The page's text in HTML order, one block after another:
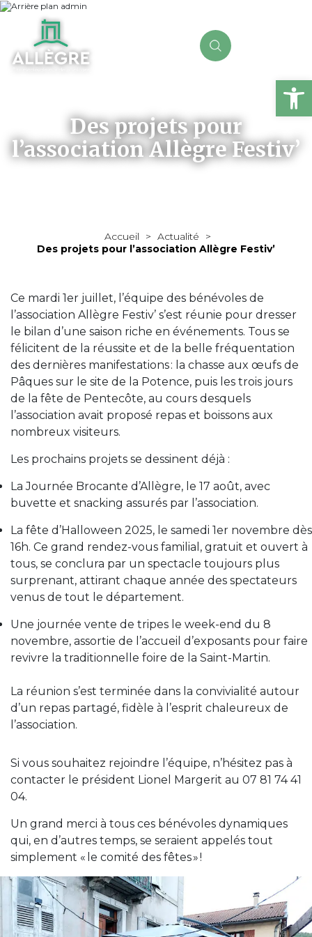
Des projets pour
l’association Allègre Festiv’
Accueil > Actualité
>
Des projets pour l’association Allègre Festiv’
Ce mardi 1er juillet, l’équipe des bénévoles de
l’association Allègre Festiv’ s’est réunie pour dresser
le bilan d’une saison riche en événements. Tous se
félicitent de la réussite et de la belle fréquentation
des dernières manifestations : la chasse aux œufs de
Pâques sur le site de la Potence, puis les trois jours
de la fête de Pentecôte, au cours desquels
l’association avait proposé repas et boissons aux
nombreux visiteurs.
Les prochains projets se dessinent déjà :
La Journée Brocante d’Allègre, le 17 août, avec
buvette et snacking assurés par l’association.
La fête d’Halloween 2025, le samedi 1er novembre dès
16h. Ce grand rendez-vous familial, gratuit et ouvert à
tous, se conclura par un spectacle toujours plus
surprenant, attirant chaque année des spectateurs
venus de tout le département.
Une journée vente de tripes le week-end du 8
novembre, assortie de l’accueil d’exposants pour faire
revivre la traditionnelle foire de la Saint-Martin.
La réunion s’est terminée dans la convivialité autour
d’un repas partagé, fidèle à l’esprit chaleureux de
l’association.
Si vous souhaitez rejoindre l’équipe, n’hésitez pas à
contacter le président Lionel Margerit au 07 81 74 41
04.
Un grand merci à tous ces bénévoles dynamiques
qui, en d’autres temps, se seraient appelés tout
simplement « le comité des fêtes » !